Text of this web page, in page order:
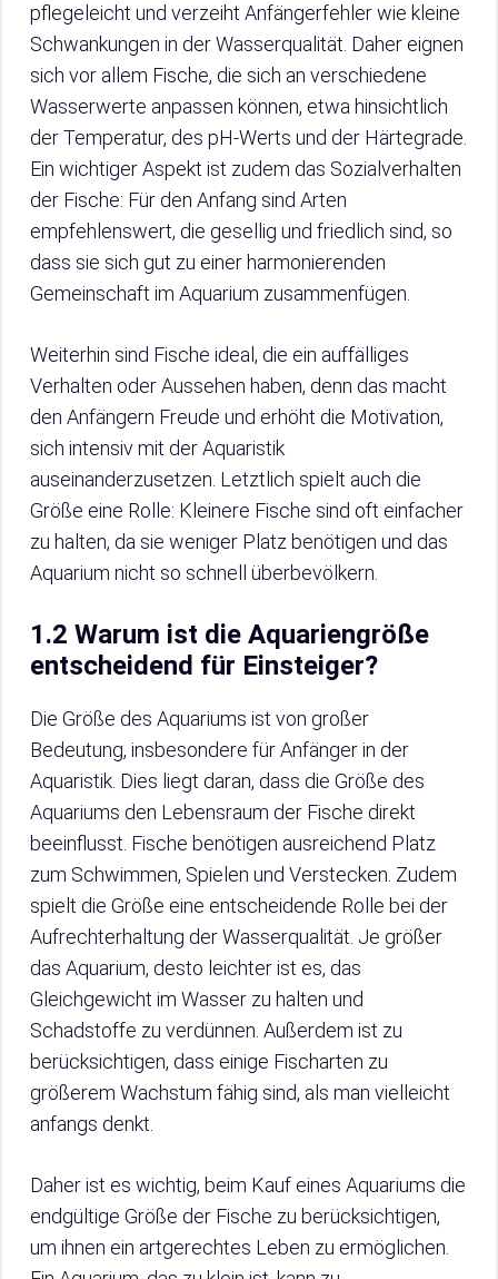
pflegeleicht und verzeiht Anfängerfehler wie kleine
Schwankungen in der Wasserqualität. Daher eignen
sich vor allem Fische, die sich an verschiedene
Wasserwerte anpassen können, etwa hinsichtlich
der Temperatur, des pH-Werts und der Härtegrade.
Ein wichtiger Aspekt ist zudem das Sozialverhalten
der Fische: Für den Anfang sind Arten
empfehlenswert, die gesellig und friedlich sind, so
dass sie sich gut zu einer harmonierenden
Gemeinschaft im Aquarium zusammenfügen.
Weiterhin sind Fische ideal, die ein auffälliges
Verhalten oder Aussehen haben, denn das macht
den Anfängern Freude und erhöht die Motivation,
sich intensiv mit der Aquaristik
auseinanderzusetzen. Letztlich spielt auch die
Größe eine Rolle: Kleinere Fische sind oft einfacher
zu halten, da sie weniger Platz benötigen und das
Aquarium nicht so schnell überbevölkern.
1.2 Warum ist die Aquariengröße
entscheidend für Einsteiger?
Die Größe des Aquariums ist von großer
Bedeutung, insbesondere für Anfänger in der
Aquaristik. Dies liegt daran, dass die Größe des
Aquariums den Lebensraum der Fische direkt
beeinflusst. Fische benötigen ausreichend Platz
zum Schwimmen, Spielen und Verstecken. Zudem
spielt die Größe eine entscheidende Rolle bei der
Aufrechterhaltung der Wasserqualität. Je größer
das Aquarium, desto leichter ist es, das
Gleichgewicht im Wasser zu halten und
Schadstoffe zu verdünnen. Außerdem ist zu
berücksichtigen, dass einige Fischarten zu
größerem Wachstum fähig sind, als man vielleicht
anfangs denkt.
Daher ist es wichtig, beim Kauf eines Aquariums die
endgültige Größe der Fische zu berücksichtigen,
um ihnen ein artgerechtes Leben zu ermöglichen.